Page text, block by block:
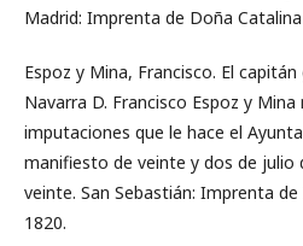
Madrid: Imprenta de Doña
Espoz y Mina, Francisco. El
Navarra D. Francisco Espoz y
imputaciones que le hace el
manifiesto de veinte y dos de julio
veinte. San Sebastián: Imprenta
1820.